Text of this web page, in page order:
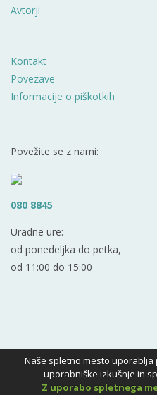
Avtorji
Kontakt
Povezave
Informacije o piškotkih
Povežite se z nami:
080 8845
Uradne ure:
od ponedeljka do petka,
od 11:00 do 15:00
Naše spletno mesto
uporabniške izkušnje in
Z uporabo spletnega